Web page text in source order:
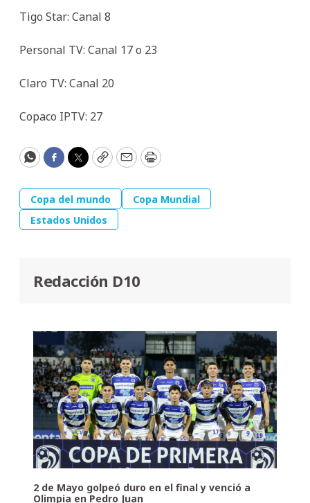
Tigo Star: Canal 8
Personal TV: Canal 17 o 23
Claro TV: Canal 20
Copaco IPTV: 27
WhatsApp
Facebook
Twitter
CopyEmailPrint
Copa del mundo
Copa Mundial
Estados Unidos
Redacción D10
2 de Mayo golpeó duro en el final y venció a
Olimpia en Pedro Juan